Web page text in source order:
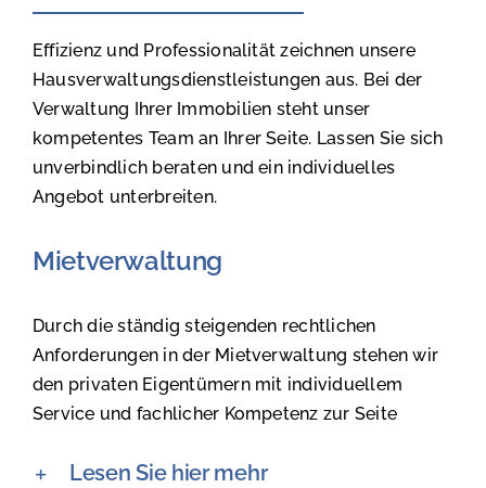
Effizienz und Professionalität zeichnen unsere
Hausverwaltungsdienstleistungen aus. Bei der
Verwaltung Ihrer Immobilien steht unser
kompetentes Team an Ihrer Seite. Lassen Sie sich
unverbindlich beraten und ein individuelles
Angebot unterbreiten.
Mietverwaltung
Durch die ständig steigenden rechtlichen
Anforderungen in der Mietverwaltung stehen wir
den privaten Eigentümern mit individuellem
Service und fachlicher Kompetenz zur Seite
Lesen Sie hier mehr